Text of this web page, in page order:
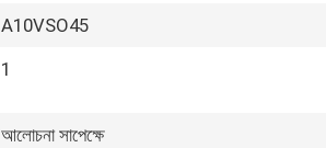
A10VSO45
1
আলোচনা সাপেক্ষে